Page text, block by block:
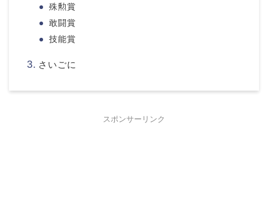
殊勲賞
敢闘賞
技能賞
さいごに
スポンサーリンク